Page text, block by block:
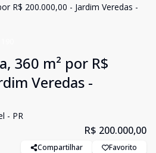
R$ 200.000,00 - Jardim Veredas -
360 m² por R$
Veredas -
- PR
R$ 200.000,00
Compartilhar Favorito